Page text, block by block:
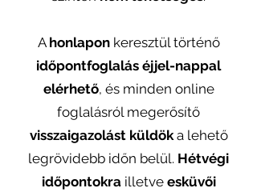
Ahonlapon keresztül történő
időpontfoglalás éjjel-nappal
elérhető, és minden online
foglalásról megerősítő
visszaigazolást küldöka lehető
legrövidebb időn belül. Hétvégi
időpontokrailletve esküvői